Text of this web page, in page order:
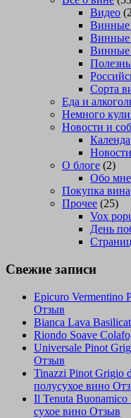
Видео
Винные
Винные
Винные
Сорта
Еда и
Немного
Новости и
Новости
О блоге (2)
Обо мне
Покупка вина
Прочее (25)
Vox
День
Свежие записи
Epicuro Vermentino
Отзыв
Bianca Lava
Riondo Soave
Universale Pinot
Отзыв
Tinazzi Pinot Grigio
полусухое вино
Il Tenuta Buonamico
сухое вино Отзыв